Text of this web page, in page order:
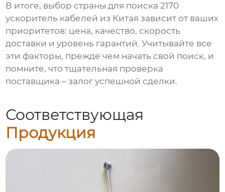
В итоге, выбор страны для поиска 2170
ускоритель кабелей из Китая зависит от ваших
приоритетов: цена, качество, скорость
доставки и уровень гарантий. Учитывайте все
эти факторы, прежде чем начать свой поиск, и
помните, что тщательная проверка
поставщика – залог успешной сделки.
Соответствующая
Продукция